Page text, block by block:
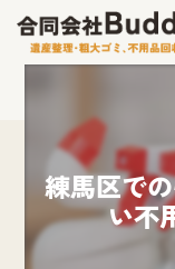
練馬区で
い不